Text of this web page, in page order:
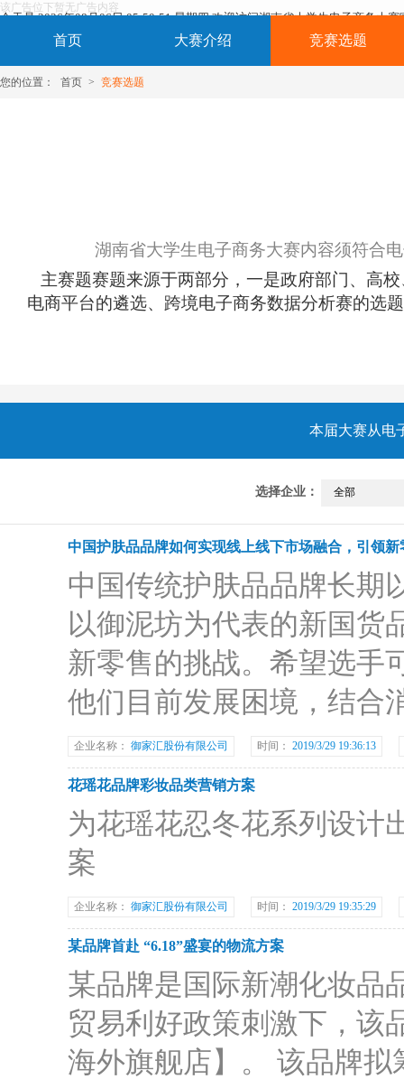
今天是 2026年08月06日 05:50:52 星期四 欢迎访问湖南省大学生电子商务大赛
该广告位下暂无广告内容
首页 大赛介绍 竞赛选题
您的位置： 首页 > 竞赛选题
湖南省大学生电子商务大赛内容须符合
主赛题赛题来源于两部分，一是政府部门、高
电商平台的遴选、跨境电子商务数据分析赛的选
本届大赛从电
选择企业：
中国护肤品品牌如何实现线上线下市场融合，引领新
中国传统护肤品品牌长期
以御泥坊为代表的新国货
新零售的挑战。希望选手
他们目前发展困境，结合
企业名称： 御家汇股份有限公司 时间： 2019/3/29 19:36:13
花瑶花品牌彩妆品类营销方案
为花瑶花忍冬花系列设计
案
企业名称： 御家汇股份有限公司 时间： 2019/3/29 19:35:29
某品牌首赴 “6.18”盛宴的物流方案
某品牌是国际新潮化妆品
贸易利好政策刺激下，该
海外旗舰店】。 该品牌拟